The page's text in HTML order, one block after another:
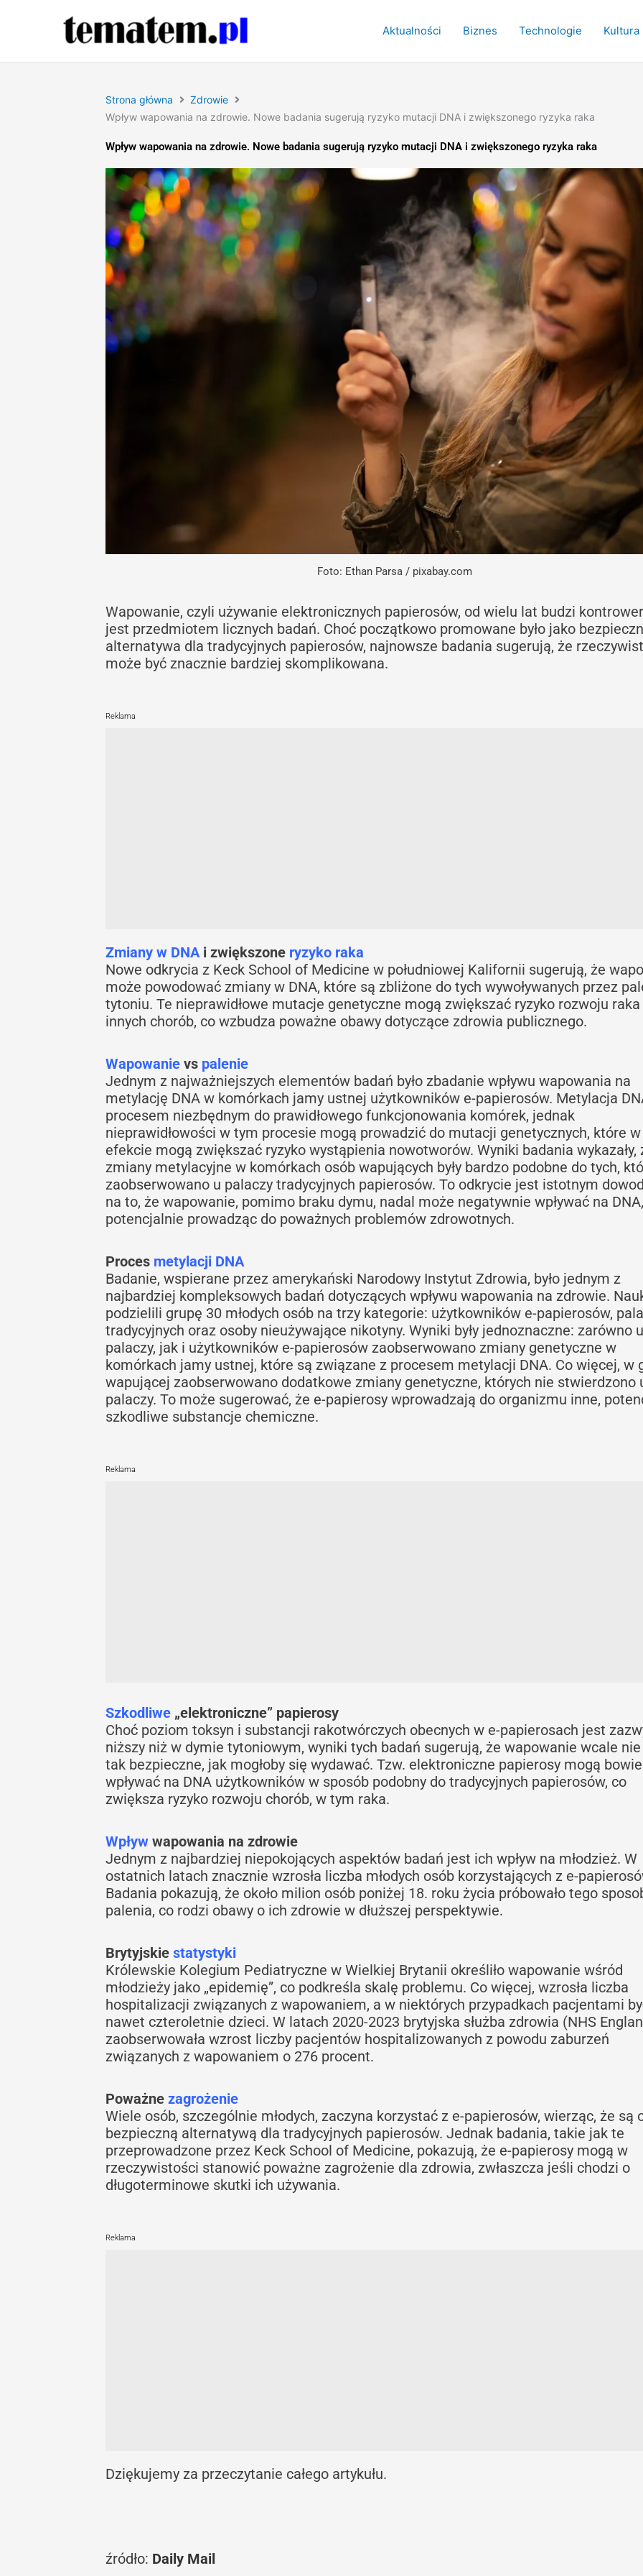
Aktualności Biznes Technologie Kultura
Strona główna
Zdrowie
Wpływ wapowania na zdrowie. Nowe badania sugerują ryzyko mutacji DNA i zwiększonego ryzyka raka
Wpływ wapowania na zdrowie. Nowe badania sugerują ryzyko mutacji DNA i zwiększonego ryzyka raka
Foto: Ethan Parsa / pixabay.com
Wapowanie, czyli używanie elektronicznych papierosów, od wielu lat budzi
jest przedmiotem licznych badań. Choć początkowo promowane było jako
alternatywa dla tradycyjnych papierosów, najnowsze badania sugerują, że
może być znacznie bardziej skomplikowana.
Reklama
Zmiany w DNAi zwiększone ryzyko raka
Nowe odkrycia z Keck School of Medicine w południowej Kalifornii sugerują, że
może powodować zmiany w DNA, które są zbliżone do tych wywoływanych przez
tytoniu. Te nieprawidłowe mutacje genetyczne mogą zwiększać ryzyko rozwoju
innych chorób, co wzbudza poważne obawy dotyczące zdrowia publicznego.
Wapowanie vs palenie
Jednym z najważniejszych elementów badań było zbadanie wpływu wapowania na
metylację DNA w komórkach jamy ustnej użytkowników e-papierosów. Metylacja
procesem niezbędnym do prawidłowego funkcjonowania komórek, jednak
nieprawidłowości w tym procesie mogą prowadzić do mutacji genetycznych, które w
efekcie mogą zwiększać ryzyko wystąpienia nowotworów. Wyniki badania wykazały,
zmiany metylacyjne w komórkach osób wapujących były bardzo podobne do tych,
zaobserwowano u palaczy tradycyjnych papierosów. To odkrycie jest istotnym
na to, że wapowanie, pomimo braku dymu, nadal może negatywnie wpływać na DNA,
potencjalnie prowadząc do poważnych problemów zdrowotnych.
Proces metylacji DNA
Badanie, wspierane przez amerykański Narodowy Instytut Zdrowia, było jednym z
najbardziej kompleksowych badań dotyczących wpływu wapowania na zdrowie.
podzielili grupę 30 młodych osób na trzy kategorie: użytkowników e-papierosów,
tradycyjnych oraz osoby nieużywające nikotyny. Wyniki były jednoznaczne: zarówno u
palaczy, jak i użytkowników e-papierosów zaobserwowano zmiany genetyczne w
komórkach jamy ustnej, które są związane z procesem metylacji DNA. Co więcej, w
wapującej zaobserwowano dodatkowe zmiany genetyczne, których nie stwierdzono
palaczy. To może sugerować, że e-papierosy wprowadzają do organizmu inne,
szkodliwe substancje chemiczne.
Reklama
Szkodliwe „elektroniczne” papierosy
Choć poziom toksyn i substancji rakotwórczych obecnych w e-papierosach jest
niższy niż w dymie tytoniowym, wyniki tych badań sugerują, że wapowanie wcale
tak bezpieczne, jak mogłoby się wydawać. Tzw. elektroniczne papierosy mogą
wpływać na DNA użytkowników w sposób podobny do tradycyjnych papierosów, co
zwiększa ryzyko rozwoju chorób, w tym raka.
Wpływ wapowania na zdrowie
Jednym z najbardziej niepokojących aspektów badań jest ich wpływ na młodzież. W
ostatnich latach znacznie wzrosła liczba młodych osób korzystających z e-
Badania pokazują, że około milion osób poniżej 18. roku życia próbowało tego
palenia, co rodzi obawy o ich zdrowie w dłuższej perspektywie.
Brytyjskie statystyki
Królewskie Kolegium Pediatryczne w Wielkiej Brytanii określiło wapowanie wśród
młodzieży jako „epidemię”, co podkreśla skalę problemu. Co więcej, wzrosła liczba
hospitalizacji związanych z wapowaniem, a w niektórych przypadkach pacjentami
nawet czteroletnie dzieci. W latach 2020-2023 brytyjska służba zdrowia (NHS
zaobserwowała wzrost liczby pacjentów hospitalizowanych z powodu zaburzeń
związanych z wapowaniem o 276 procent.
Poważne zagrożenie
Wiele osób, szczególnie młodych, zaczyna korzystać z e-papierosów, wierząc, że są
bezpieczną alternatywą dla tradycyjnych papierosów. Jednak badania, takie jak te
przeprowadzone przez Keck School of Medicine, pokazują, że e-papierosy mogą w
rzeczywistości stanowić poważne zagrożenie dla zdrowia, zwłaszcza jeśli chodzi o
długoterminowe skutki ich używania.
Reklama
Dziękujemy za przeczytanie całego artykułu.
źródło: Daily Mail